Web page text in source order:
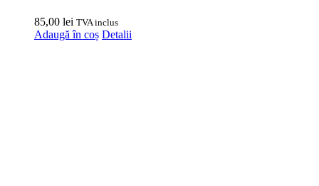
85,00 lei TVA inclus
Adaugă în coș Detalii